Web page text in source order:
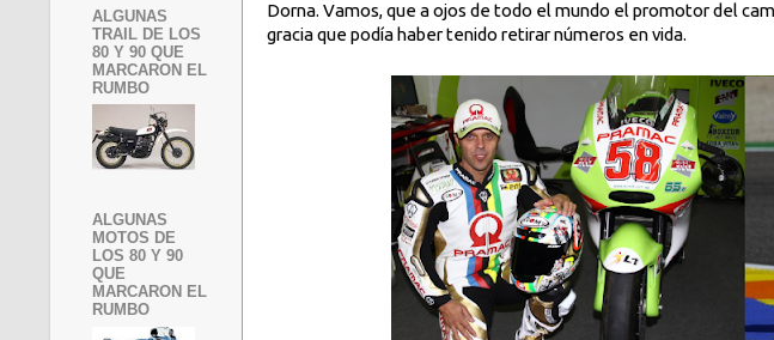
Dorna. Vamos, que a ojos de todo el mundo el promotor del
gracia que podía haber tenido retirar números en vida.
ALGUNAS
TRAIL DE LOS
80 Y 90 QUE
MARCARON EL
RUMBO
ALGUNAS
MOTOS DE
LOS 80 Y 90
QUE
MARCARON EL
RUMBO